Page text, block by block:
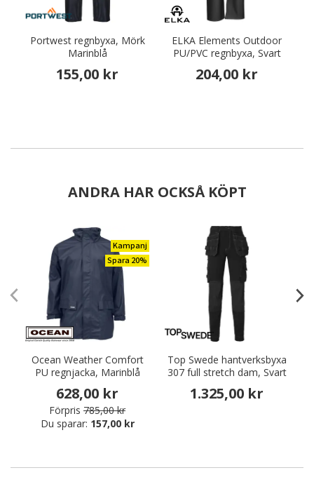
Portwest regnbyxa, Mörk
Marinblå
155,00 kr
ELKA Elements Outdoor
PU/PVC regnbyxa, Svart
204,00 kr
ANDRA HAR OCKSÅ KÖPT
Kampanj
Spara 20%
Ocean Weather Comfort
PU regnjacka, Marinblå
628,00 kr
Förpris 785,00 kr
Du sparar: 157,00 kr
Top Swede hantverksbyxa
307 full stretch dam, Svart
1.325,00 kr